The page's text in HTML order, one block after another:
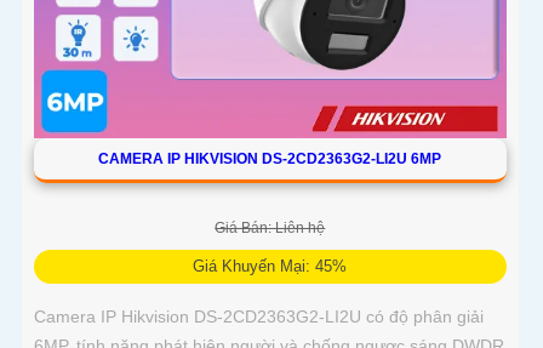
CAMERA IP HIKVISION DS-2CD2363G2-LI2U 6MP
Giá Bán: Liên hệ
Giá Khuyến Mại: 45%
Camera IP Hikvision DS-2CD2363G2-LI2U có độ phân giải